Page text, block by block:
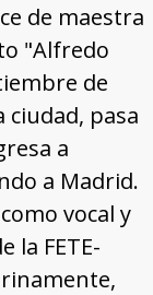
de maestra
"Alfredo
de
ciudad, pasa
a
a Madrid.
vocal y
la FETE-